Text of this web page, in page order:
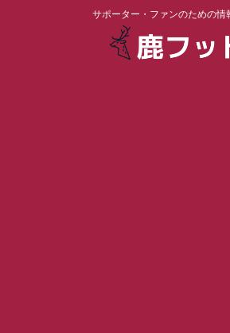
サポーター・ファンのための情